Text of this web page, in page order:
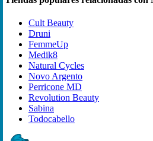
Cult Beauty
Druni
FemmeUp
Medik8
Natural Cycles
Novo Argento
Perricone MD
Revolution Beauty
Sabina
Todocabello